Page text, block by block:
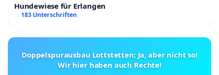
Hundewiese für Erlangen
183 Unterschriften
Doppelspurausbau Lottstetten: Ja, aber nicht so!
Wir hier haben auch Rechte!